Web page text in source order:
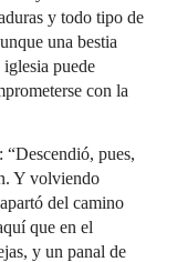
y todo tipo de
una bestia
puede
con la
pues,
Y volviendo
del camino
que en el
y un panal de